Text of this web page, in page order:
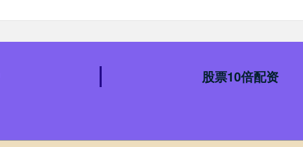
股票10倍配资